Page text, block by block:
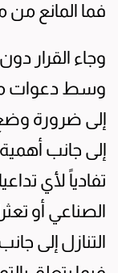
فما المانع من
وجاء القرار
وسط دعوات
إلى ضرورة
إلى جانب
تفادياً لأي
الصناعي أو
التنازل إلى